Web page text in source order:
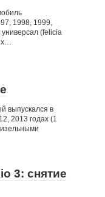
1998, 1999,
универсал (felicia
выпускался в
2013 годах (1
3: снятие